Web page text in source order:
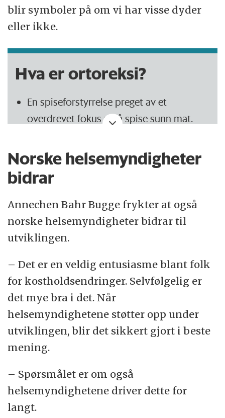
blir symboler på om vi har visse dyder
eller ikke.
Hva er ortoreksi?
En spiseforstyrrelse preget av et
overdrevet fokus på å spise sunn mat.
legen Steven Bratman.
Ortoreksi er ikke en offisiell diagnose for
leger nå ortoreksi som en diagnose,
basert på egne erfaringer med pasienter.
«Manisk besettelse knyttet til sunn mat»
er ortoreksi blitt definert som. Personer
med ortoreksi har vanligvis sterke følelser
overfor noen typer mat. De kan slite med
kronisk dårlig samvittighet og angst.
Noen blir sosialt isolerte. Mulighetene i
livet blir innskrenket.
ortoreksi som en bivirkning av moderne
ernæringsvitenskap.
Norske helsemyndigheter
bidrar
Annechen Bahr Bugge frykter at også
norske helsemyndigheter bidrar til
utviklingen.
– Det er en veldig entusiasme blant folk
for kostholdsendringer. Selvfølgelig er
det mye bra i det. Når
helsemyndighetene støtter opp under
utviklingen, blir det sikkert gjort i beste
mening.
– Spørsmålet er om også
helsemyndighetene driver dette for
langt.